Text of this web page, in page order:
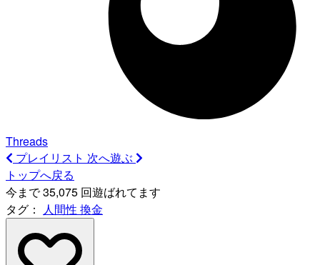
Threads
プレイリスト 次へ遊ぶ
トップへ戻る
今まで 35,075 回遊ばれてます
タグ：
人間性 換金